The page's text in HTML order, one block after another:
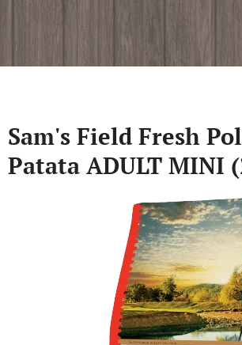
Sam's Field Fresh
Patata ADULT MINI